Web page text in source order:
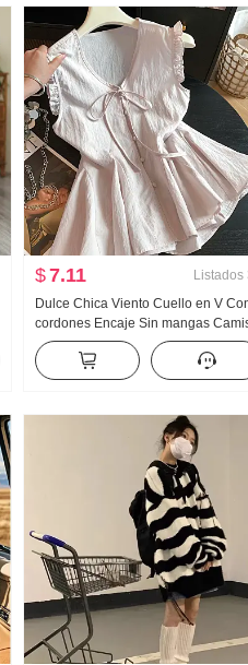
$7.11 Listados
Dulce Chica Viento Cuello en V
cordones Encaje Sin mangas
de muñeca Mujer Verano Diseño
Sentido Holgado Una palabra Hoja
de loto Falda Chaleco